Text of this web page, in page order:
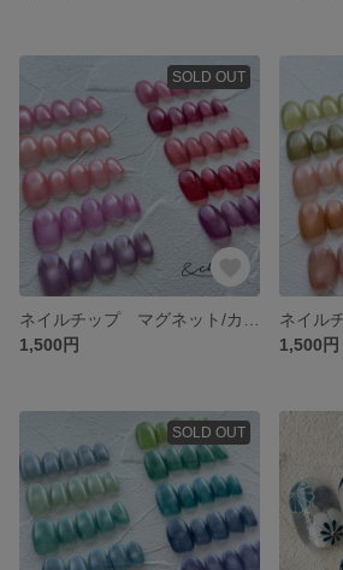
SOLD OUT
1,500円
1,500円
SOLD OUT